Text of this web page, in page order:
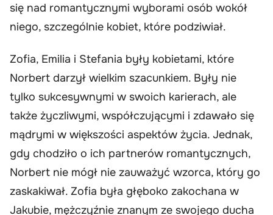
się nad romantycznymi wyborami osób wokół
niego, szczególnie kobiet, które podziwiał.
Zofia, Emilia i Stefania były kobietami, które
Norbert darzył wielkim szacunkiem. Były nie
tylko sukcesywnymi w swoich karierach, ale
także życzliwymi, współczującymi i zdawało się
mądrymi w większości aspektów życia. Jednak,
gdy chodziło o ich partnerów romantycznych,
Norbert nie mógł nie zauważyć wzorca, który go
zaskakiwał. Zofia była głęboko zakochana w
Jakubie, mężczyźnie znanym ze swojego ducha